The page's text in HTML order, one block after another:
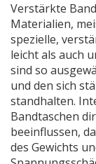
Verstärkte
Materialien,
spezielle,
leicht als auch
sind so
und den sich
standhalten.
Bandtaschen
beeinflussen,
des Gewichts